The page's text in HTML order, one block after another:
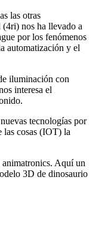
las otras
nos ha llevado a
por los fenómenos
automatización y el
iluminación con
interesa el
tecnologías por
las cosas (IOT) la
animatronics. Aquí un
3D de dinosaurio